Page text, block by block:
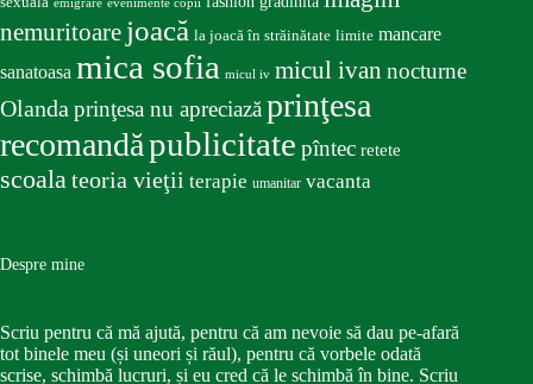
evenimente copii
nemuritoare joacă la joacă în străinătate limite mancare
sanatoasa mica sofia micul iv micul ivan nocturne
Olandaprinţesa nu apreciazăprinţesa
recomandăpublicitate pîntec retete
scoalateoria vieţii terapie umanitar vacanta
Despre mine
Scriu pentru că mă ajută, pentru că am nevoie să dau pe-afară
tot binele meu (și uneori și răul), pentru că vorbele odată
scrise, schimbă lucruri, și eu cred că le schimbă în bine. Scriu